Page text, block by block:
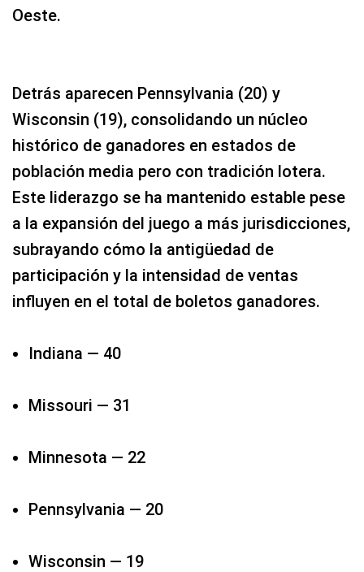
Oeste.
Detrás aparecen Pennsylvania (20) y
Wisconsin (19), consolidando un núcleo
histórico de ganadores en estados de
población media pero con tradición lotera.
Este liderazgo se ha mantenido estable pese
a la expansión del juego a más jurisdicciones,
subrayando cómo la antigüedad de
participación y la intensidad de ventas
influyen en el total de boletos ganadores.
Indiana — 40
Missouri — 31​
Minnesota — 22​
Pennsylvania — 20​
Wisconsin — 19​